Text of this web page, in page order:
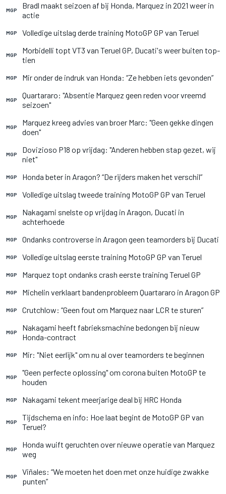
MGP
Bradl maakt seizoen af bij Honda, Marquez in 2021 weer in
actie
MGP Volledige uitslag derde training MotoGP GP van Teruel
MGP
Morbidelli topt VT3 van Teruel GP, Ducati's weer buiten top-
tien
MGP Mir onder de indruk van Honda: “Ze hebben iets gevonden”
MGP
Quartararo: "Absentie Marquez geen reden voor vreemd
seizoen"
MGP
Marquez kreeg advies van broer Marc: "Geen gekke dingen
doen"
MGP
Dovizioso P18 op vrijdag: "Anderen hebben stap gezet, wij
niet"
MGP Honda beter in Aragon? “De rijders maken het verschil”
MGP Volledige uitslag tweede training MotoGP GP van Teruel
MGP
Nakagami snelste op vrijdag in Aragon, Ducati in
achterhoede
MGP Ondanks controverse in Aragon geen teamorders bij Ducati
MGP Volledige uitslag eerste training MotoGP GP van Teruel
MGP Marquez topt ondanks crash eerste training Teruel GP
MGP Michelin verklaart bandenprobleem Quartararo in Aragon GP
MGP Crutchlow: “Geen fout om Marquez naar LCR te sturen”
MGP
Nakagami heeft fabrieksmachine bedongen bij nieuw
Honda-contract
MGP Mir: "Niet eerlijk" om nu al over teamorders te beginnen
MGP
"Geen perfecte oplossing" om corona buiten MotoGP te
houden
MGP Nakagami tekent meerjarige deal bij HRC Honda
MGP
Tijdschema en info: Hoe laat begint de MotoGP GP van
Teruel?
MGP
Honda wuift geruchten over nieuwe operatie van Marquez
weg
MGP
Viñales: “We moeten het doen met onze huidige zwakke
punten”